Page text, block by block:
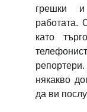
грешки
работата.
като
някакво
да ви